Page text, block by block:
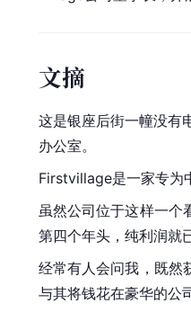
文摘
这是银座后街一幢没有
办公室。
Firstvillage是一家专为
虽然公司位于这样一个
第四个年头，纯利润就
经常有人会问我，既然
与其将钱花在豪华的公